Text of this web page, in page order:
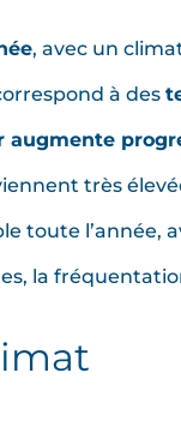
, avec un
à des
augmente
très
toute l’année,
la